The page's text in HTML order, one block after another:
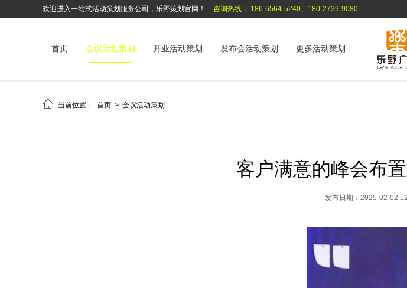
欢迎进入一站式活动策划服务公司，乐野策划官网！ 咨询热线： 186-6564-5240、180-2739-9080
首页 会议活动策划 开业活动策划 发布会活动策划 更多活动策划
 当前位置： 首页 > 会议活动策划
客户满意的峰会布
发布日期：2025-02-02